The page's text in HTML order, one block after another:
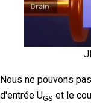
Nous ne pouvons
d'entrée UGS et le